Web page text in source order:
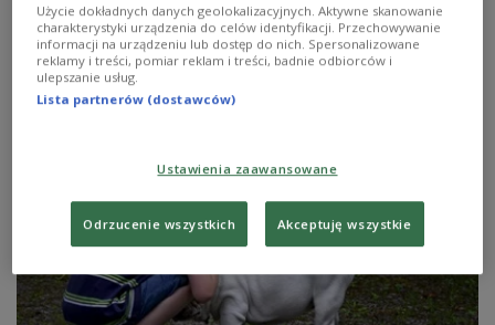
Psycholog zwierząt, inaczej behawiorysta, to ktoś, kto
tłumaczy z języka kociego i psiego na nasz, a dzięki
temu pomaga rozwiązać najróżniejsze problemy z
pupilami.
Użycie dokładnych danych geolokalizacyjnych. Aktywne skanowanie
charakterystyki urządzenia do celów identyfikacji. Przechowywanie
informacji na urządzeniu lub dostęp do nich. Spersonalizowane
reklamy i treści, pomiar reklam i treści, badnie odbiorców i
ulepszanie usług.
Lista partnerów (dostawców)
Ustawienia zaawansowane
Odrzucenie wszystkich Akceptuję wszystkie